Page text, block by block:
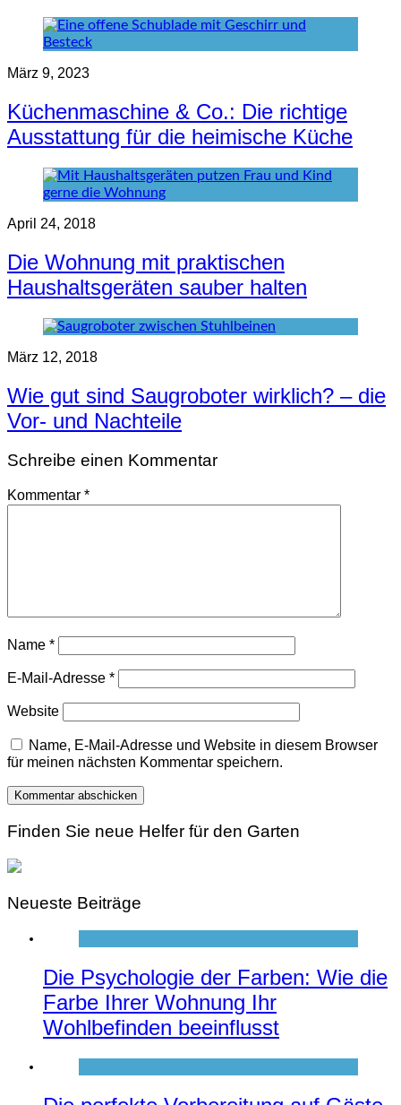
März 9, 2023
Küchenmaschine & Co.: Die richtige
Ausstattung für die heimische Küche
April 24, 2018
Die Wohnung mit praktischen
Haushaltsgeräten sauber halten
März 12, 2018
Wie gut sind Saugroboter wirklich? – die
Vor- und Nachteile
Schreibe einen Kommentar
Kommentar *
Name *
E-Mail-Adresse *
Website
Name, E-Mail-Adresse und Website in diesem Browser
für meinen nächsten Kommentar speichern.
Finden Sie neue Helfer für den Garten
Neueste Beiträge
Die Psychologie der Farben: Wie die
Farbe Ihrer Wohnung Ihr
Wohlbefinden beeinflusst